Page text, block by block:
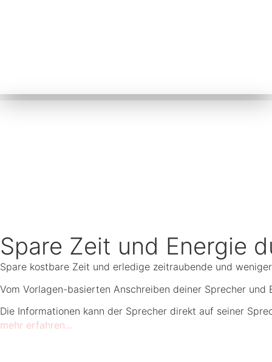
Spare Zeit und Energie
Spare kostbare Zeit und erledige zeitraubende und
Vom Vorlagen-basierten Anschreiben deiner Sprecher
Die Informationen kann der Sprecher direkt auf seiner
mehr erfahren...